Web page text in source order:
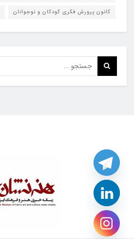
کانون پرورش فکری کودکان و نوجوانان